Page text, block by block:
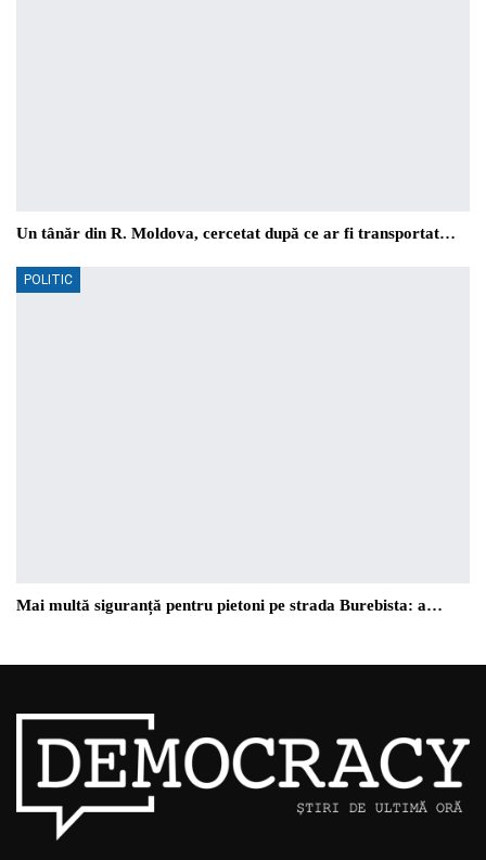
Un tânăr din R. Moldova, cercetat după ce ar fi transportat…
POLITIC
Mai multă siguranță pentru pietoni pe strada Burebista: a…